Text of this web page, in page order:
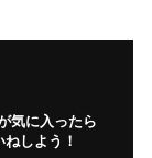
気に入ったら
ねしよう！